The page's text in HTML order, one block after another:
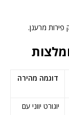
פירות מרענן.
דוגמה מהירה
יוגורט יווני עם